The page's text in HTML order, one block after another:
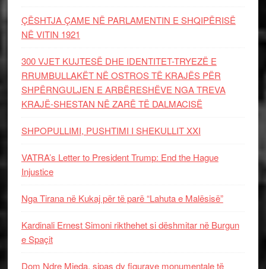
ÇËSHTJA ÇAME NË PARLAMENTIN E SHQIPËRISË
NË VITIN 1921
300 VJET KUJTESË DHE IDENTITET-TRYEZË E
RRUMBULLAKËT NË OSTROS TË KRAJËS PËR
SHPËRNGULJEN E ARBËRESHËVE NGA TREVA
KRAJË-SHESTAN NË ZARË TË DALMACISË
SHPOPULLIMI, PUSHTIMI I SHEKULLIT XXI
VATRA’s Letter to President Trump: End the Hague
Injustice
Nga Tirana në Kukaj për të parë “Lahuta e Malësisë”
Kardinali Ernest Simoni rikthehet si dëshmitar në Burgun
e Spaçit
Dom Ndre Mjeda, sipas dy figurave monumentale të